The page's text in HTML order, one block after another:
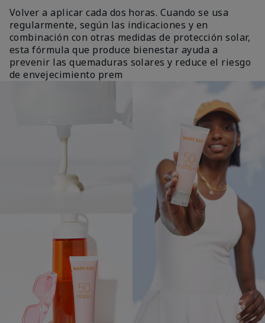
Volver a aplicar cada dos horas. Cuando se usa
regularmente, según las indicaciones y en
combinación con otras medidas de protección solar,
esta fórmula que produce bienestar ayuda a
prevenir las quemaduras solares y reduce el riesgo
de envejecimiento prem